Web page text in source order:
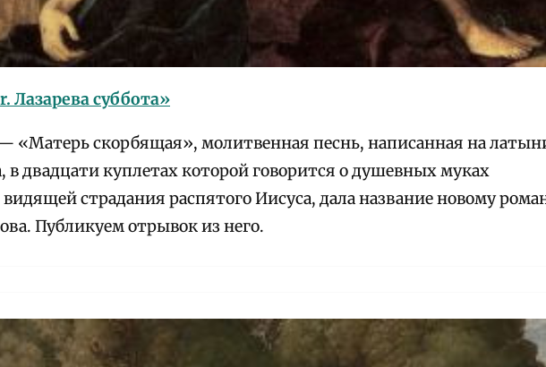
Лазарева суббота»
«Матерь скорбящая», молитвенная песнь, написанная на
в двадцати куплетах которой говорится о душевных муках
страдания распятого Иисуса, дала название новому
Публикуем отрывок из него.